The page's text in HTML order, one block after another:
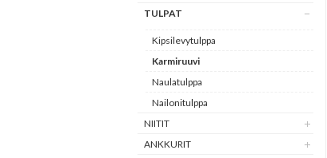
TULPAT
Kipsilevytulppa
Karmiruuvi
Naulatulppa
Nailonitulppa
NIITIT
ANKKURIT